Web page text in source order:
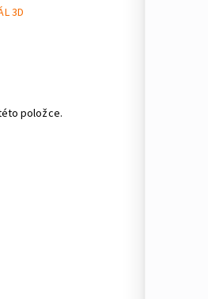
3D
položce.